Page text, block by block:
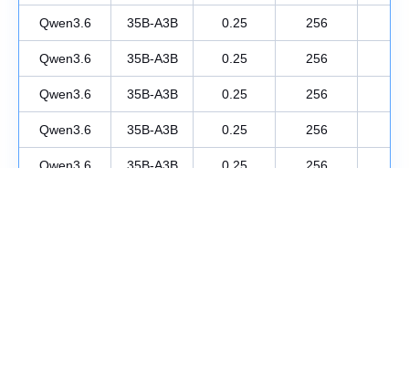
Qwen3.6 35B-A3B 0.25 256
Qwen3.6 35B-A3B 0.25 256
Qwen3.6 35B-A3B 0.25 256
Qwen3.6 35B-A3B 0.25 256
Qwen3.6 35B-A3B 0.25 256